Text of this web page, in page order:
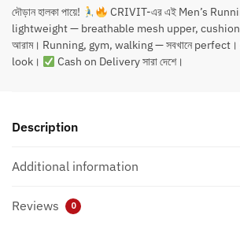
দৌড়ান হালকা পায়ে!
CRIVIT-এর এই Men’s
lightweight — breathable mesh upper,
আরাম। Running, gym, walking — সবখানে
look।
Cash on Delivery সারা দেশে।
Description
Additional information
Reviews 0